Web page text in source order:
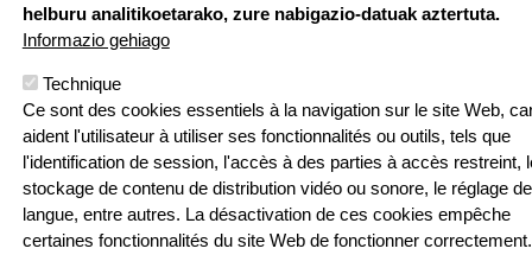
Menu Pied de page
ContactPolitique de confidentialité
Politique relative aux cookies
© SEASKA | Eskubide guztiak bere esku
helburu analitikoetarako, zure nabigazio-datuak aztertuta.
Informazio gehiago
Technique
Ce sont des cookies essentiels à la navigation sur le site Web,
aident l'utilisateur à utiliser ses fonctionnalités ou outils, tels que
l'identification de session, l'accès à des parties à accès restreint,
stockage de contenu de distribution vidéo ou sonore, le réglage
langue, entre autres. La désactivation de ces cookies empêche
certaines fonctionnalités du site Web de fonctionner correctement.